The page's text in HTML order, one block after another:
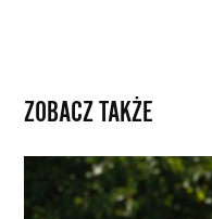
ZOBACZ TAKŻE
wyjątkowy